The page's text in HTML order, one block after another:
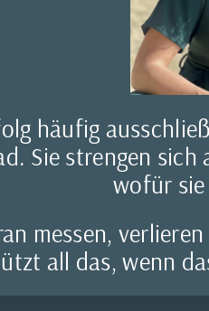
häufig
Sie strengen
wofür
messen,
all das, wenn